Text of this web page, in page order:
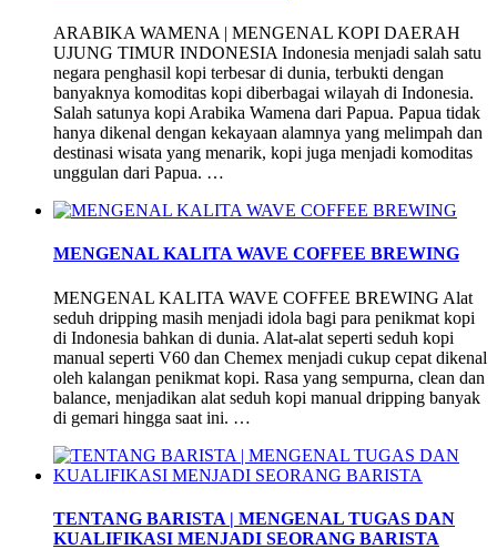
ARABIKA WAMENA | MENGENAL KOPI DAERAH
UJUNG TIMUR INDONESIA Indonesia menjadi salah satu
negara penghasil kopi terbesar di dunia, terbukti dengan
banyaknya komoditas kopi diberbagai wilayah di Indonesia.
Salah satunya kopi Arabika Wamena dari Papua. Papua tidak
hanya dikenal dengan kekayaan alamnya yang melimpah dan
destinasi wisata yang menarik, kopi juga menjadi komoditas
unggulan dari Papua. …
MENGENAL KALITA WAVE COFFEE BREWING
MENGENAL KALITA WAVE COFFEE BREWING Alat
seduh dripping masih menjadi idola bagi para penikmat kopi
di Indonesia bahkan di dunia. Alat-alat seperti seduh kopi
manual seperti V60 dan Chemex menjadi cukup cepat dikenal
oleh kalangan penikmat kopi. Rasa yang sempurna, clean dan
balance, menjadikan alat seduh kopi manual dripping banyak
di gemari hingga saat ini. …
TENTANG BARISTA | MENGENAL TUGAS DAN
KUALIFIKASI MENJADI SEORANG BARISTA